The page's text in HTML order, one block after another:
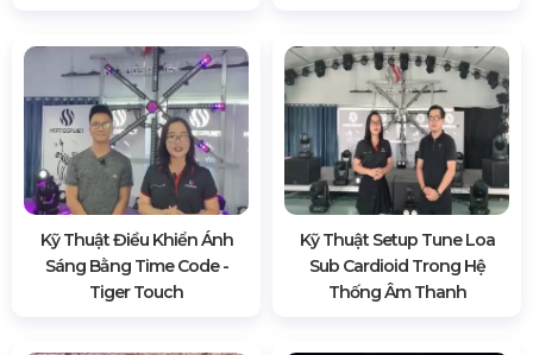
Kỹ Thuật Điều Khiển Ánh
Sáng Bằng Time Code -
Tiger Touch
Kỹ Thuật Setup Tune Loa
Sub Cardioid Trong Hệ
Thống Âm Thanh